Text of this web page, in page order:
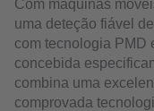
Com máquinas
uma deteção fiável
com tecnologia PMD
concebida
combina uma
comprovada